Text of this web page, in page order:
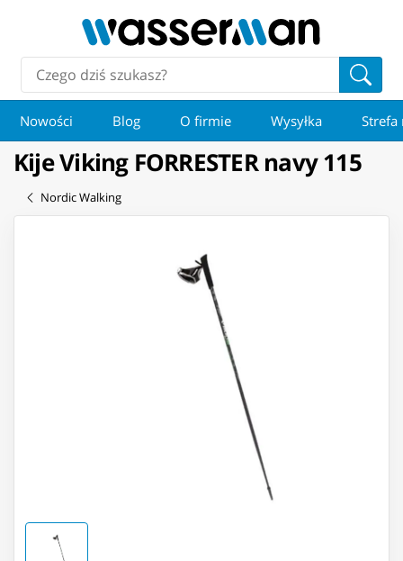
Nowości Blog O firmie Wysyłka Strefa
Kije Viking FORRESTER navy 115
Nordic Walking